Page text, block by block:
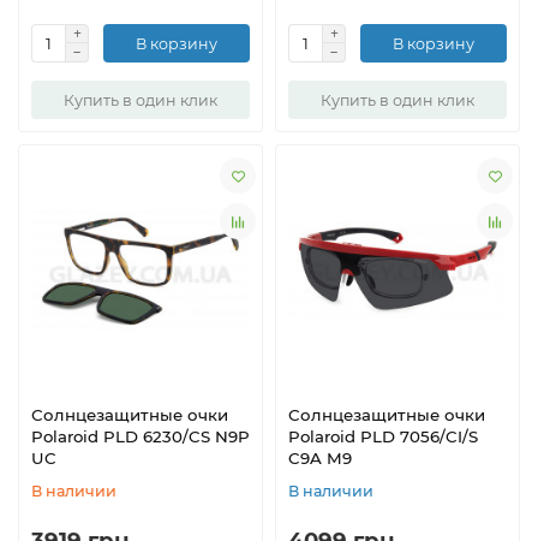
В корзину
Купить в один клик
В корзину
Купить в один клик
Солнцезащитные очки
Polaroid PLD 6230/CS N9P
UC
В наличии
Солнцезащитные очки
Polaroid PLD 7056/CI/S
C9A M9
В наличии